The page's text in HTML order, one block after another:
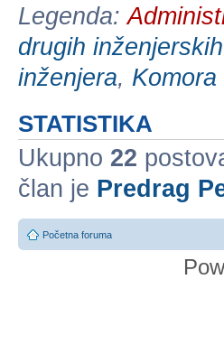
Legenda:
drugih
inženjera,
STATISTIKA
Ukupno 22
član je Predrag
Početna foruma